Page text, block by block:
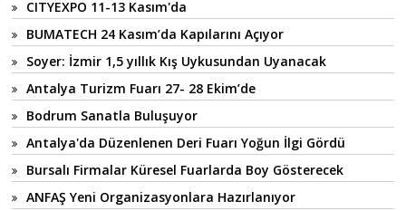
CITYEXPO 11-13 Kasım'da
BUMATECH 24 Kasım’da Kapılarını Açıyor
Soyer: İzmir 1,5 yıllık Kış Uykusundan Uyanacak
Antalya Turizm Fuarı 27- 28 Ekim’de
Bodrum Sanatla Buluşuyor
Antalya'da Düzenlenen Deri Fuarı Yoğun İlgi Gördü
Bursalı Firmalar Küresel Fuarlarda Boy Gösterecek
ANFAŞ Yeni Organizasyonlara Hazırlanıyor